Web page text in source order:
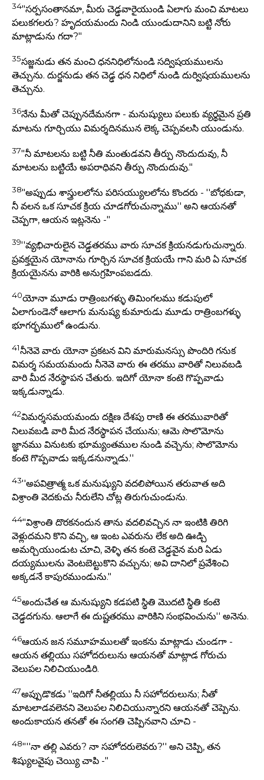
34"సర్పసంతానమా, మీరు చెడ్ఢవారైయుండి ఏలాగు మంచి మాటలు
పలుకగలరు? హృదయమందు నిండి యుండుదానిని బట్టి నోరు
మాట్లాడును గదా?"
35సజ్జనుడు తన మంచి ధననిధిలోనుండి సద్విషయములను
తెచ్చును. దుర్జనుడు తన చెడ్ఢ ధన నిధిలో నుండి దుర్విషయములను
తెచ్చును.
36నేను మీతో చెప్పునదేమనగా - మనుష్యులు పలుకు వ్యర్థమైన ప్రతి
మాటను గూర్చియు విమర్శదినమున లెక్క చెప్పవలసి యుండును.
37"నీ మాటలను బట్టి నీతి మంతుడవని తీర్పు నొందుదువు, నీ
మాటలను బట్టియే అపరాధివని తీర్పు నొందుదువు."
38"అప్పుడు శాస్త్రులలోను పరిసయ్యులలోను కొందరు - ''బోధకుడా,
నీ వలన ఒక సూచక క్రియ చూడగోరుచున్నాము'' అని ఆయనతో
చెప్పగా, ఆయన ఇట్లనెను -"
39''వ్యభిచారులైన చెడ్ఢతరము వారు సూచక క్రియనడుగుచున్నారు.
ప్రవక్తయైన యోనాను గూర్చిన సూచక క్రియయే గాని మరి ఏ సూచక
క్రియయైనను వారికి అనుగ్రహింపబడదు.
40యోనా మూడు రాత్రింబగళ్ళు తిమింగలము కడుపులో
ఏలాగుండెనో ఆలాగు మనుష్య కుమారుడు మూడు రాత్రింబగళ్ళు
భూగర్భములో ఉండును.
41నీనెవె వారు యోనా ప్రకటన విని మారుమనస్సు పొందిరి గనుక
విమర్శ సమయమందు నీనెవె వారు ఈ తరము వారితో నిలువబడి
వారి మీద నేరస్థాపన చేతురు. ఇదిగో యోనా కంటె గొప్పవాడు
ఇక్కడున్నాడు.
42విమర్శసమయమందు దక్షిణ దేశపు రాణి ఈ తరమువారితో
నిలువబడి వారి మీద నేరస్థాపన చేయును; ఆమె సొలొమోను
జ్ఞానము వినుటకు భూమ్యంతముల నుండి వచ్చెను; సొలొమోను
కంటె గొప్పవాడు ఇక్కడనున్నాడు.''
43''అపవిత్రాత్మ ఒక మనుష్యుని వదలిపోయిన తరువాత అది
విశ్రాంతి వెదకుచు నీరులేని చోట్ల తిరుగుచుండును.
44"విశ్రాంతి దొరకనందున తాను వదలివచ్చిన నా ఇంటికి తిరిగి
వెళ్లుదమని కొని వచ్చి, ఆ ఇంట ఎవరును లేక అది ఊడ్చి
అమర్చియుండుట చూచి, వెళ్ళి తన కంటె చెడ్ఢవైన మరి ఏడు
దయ్యములను వెంటబెట్టుకొని వచ్చును; అవి దానిలో ప్రవేశించి
అక్కడనే కాపురముండును."
45అందుచేత ఆ మనుష్యుని కడపటి స్థితి మొదటి స్థితి కంటె
చెడ్ఢదగును. ఆలాగే ఈ దుష్టతరము వారికిని సంభవించును'' అనెను.
46ఆయన జన సమూహములతో ఇంకను మాట్లాడు చుండగా -
ఆయన తల్లియు సహోదరులును ఆయనతో మాట్లాడ గోరుచు
వెలుపల నిలిచియుండిరి.
47అప్పుడొకడు ''ఇదిగో నీతల్లియు నీ సహోదరులును; నీతో
మాటలాడవలెనని వెలుపల నిలిచియున్నారని ఆయనతో చెప్పెను.
అందుకాయన తనతో ఈ సంగతి చెప్పినవాని చూచి -
48"''నా తల్లి ఎవరు? నా సహోదరులెవరు?'' అని చెప్పి, తన
శిష్యులవైపు చెయ్యి చాపి -"